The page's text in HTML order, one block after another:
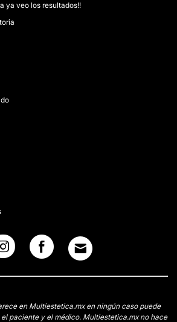
ya veo los resultados!!
en Multiestetica.mx en ningún caso puede
paciente y el médico. Multiestetica.mx no hace